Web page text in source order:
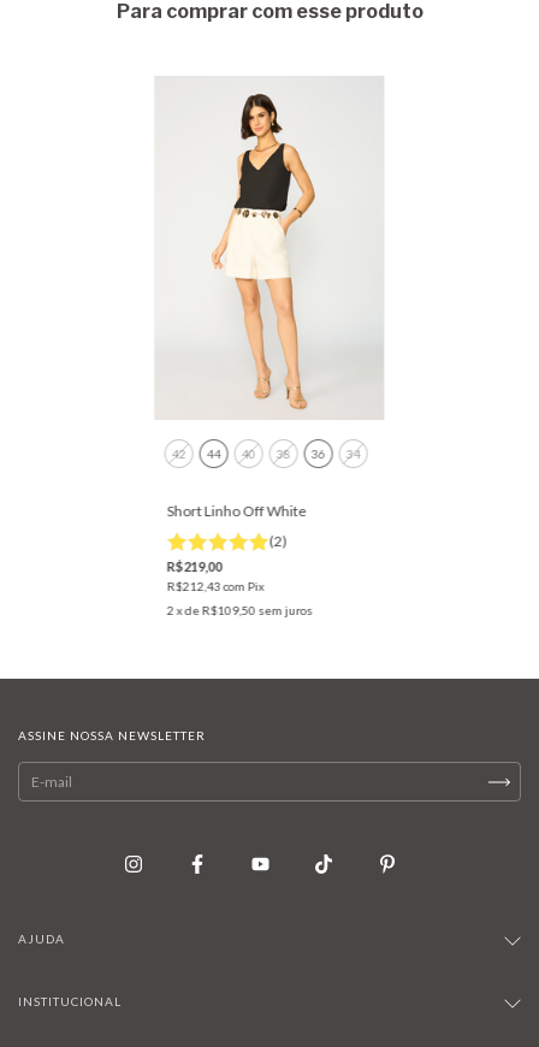
Para comprar com esse produto
42 44 40 38 36 34
Short Linho Off White
(2)
R$219,00
R$212,43com Pix
2 x deR$109,50 sem juros
ASSINE NOSSA NEWSLETTER
AJUDA
INSTITUCIONAL